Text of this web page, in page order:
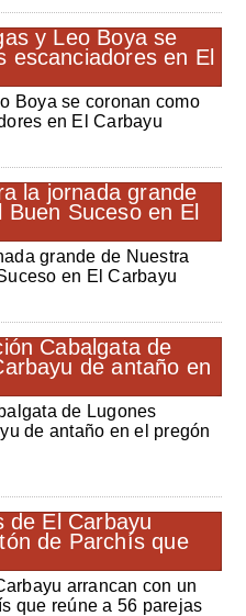
Boya se coronan como
en El Carbayu
grande de Nuestra
en El Carbayu
de Lugones
de antaño en el pregón
arrancan con un
que reúne a 56 parejas